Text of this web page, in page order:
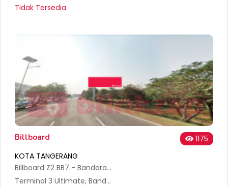
Tidak Tersedia
Billboard
1175
KOTA TANGERANG
Billboard Z2 BB7 - Bandara Soekarno Hatta International
Terminal 3 Ultimate, Bandara Soekarno Hatta, Departure International T3, L2-FB 05-06, RT.001/RW.010, Pajang, Kec. Benda, Kota Tangerang, Banten 15126, Indonesia